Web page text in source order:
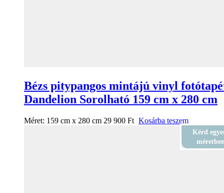
Bézs pitypangos mintájú vinyl
Dandelion Sorolható 159 cm x 280 cm
Méret: 159 cm x 280 cm 29 900 Ft Kosárba teszem
Kérd